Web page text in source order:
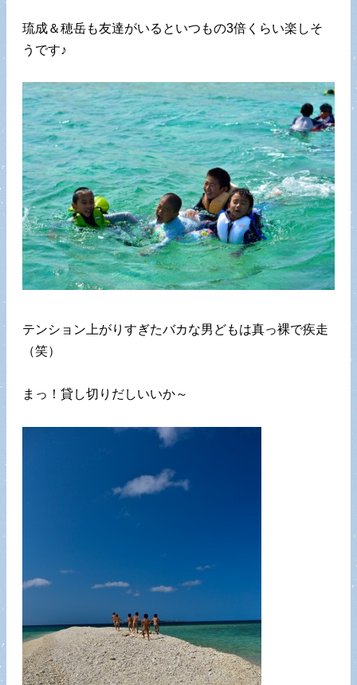
琉成＆穂岳も友達がいるといつもの3倍くらい楽しそ
うです♪
テンション上がりすぎたバカな男どもは真っ裸で疾走
（笑）
まっ！貸し切りだしいいか～